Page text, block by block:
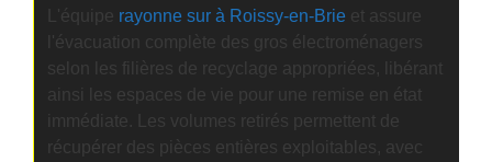
L'équipe rayonne sur à Roissy-en-Brieet assure
l'évacuation complète des gros électroménagers
selon les filières de recyclage appropriées, libérant
ainsi les espaces de vie pour une remise en état
immédiate. Les volumes retirés permettent de
récupérer des pièces entières exploitables, avec